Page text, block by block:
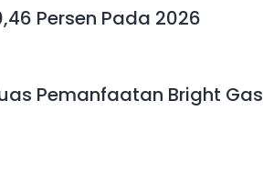
Persen Pada 2026
Pemanfaatan Bright Gas